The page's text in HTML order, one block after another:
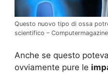
Questo nuovo tipo di ossa
scientifico –
Anche se questo
ovviamente pure le